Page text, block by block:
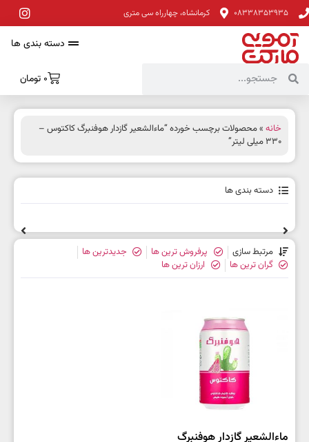
08338353935 کرمانشاه، چهارراه سی متری
دسته بندی ها
0 تومان
خانه » محصولات برچسب خورده “ماءالشعیر گازدار هوفنبرگ کاکتوس –
330 میلی لیتر”
دسته بندی ها
مرتبط سازی پرفروش ترین ها
جدیدترین ها
گران ترین ها
ارزان ترین ها
ماءالشعیر گازدار هوفنبرگ